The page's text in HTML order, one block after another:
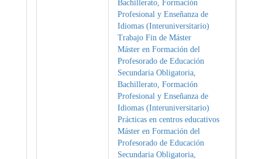
Bachillerato, Formación
Profesional y Enseñanza de
Idiomas (Interuniversitario)
Trabajo Fin de Máster
Máster en Formación del
Profesorado de Educación
Secundaria Obligatoria,
Bachillerato, Formación
Profesional y Enseñanza de
Idiomas (Interuniversitario)
Prácticas en centros educativos
Máster en Formación del
Profesorado de Educación
Secundaria Obligatoria,